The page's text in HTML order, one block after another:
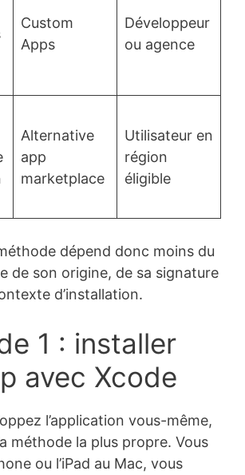
Custom
Apps
Développeur
ou agence
Alternative
app
marketplace
Utilisateur en
région
éligible
dépend donc moins du
de son origine, de sa signature
d’installation.
1 : installer
avec Xcode
l’application vous-même,
méthode la plus propre. Vous
ou l’iPad au Mac, vous